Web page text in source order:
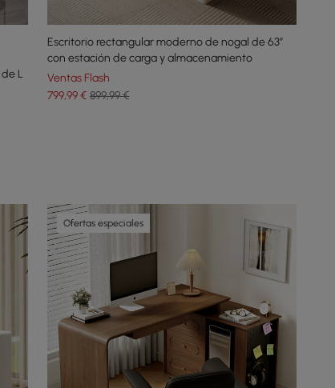
L
Escritorio rectangular moderno de nogal de 63”
con estación de carga y almacenamiento
Ventas Flash
799,99€ 899,99 €
Ofertas especiales